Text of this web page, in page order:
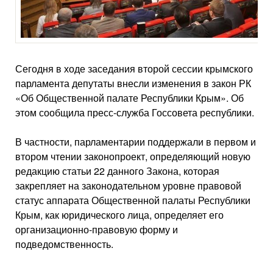
Сегодня в ходе заседания второй сессии крымского
парламента депутаты внесли изменения в закон РК
«Об Общественной палате Республики Крым». Об
этом сообщила пресс-служба Госсовета республики.
В частности, парламентарии поддержали в первом и
втором чтении законопроект, определяющий новую
редакцию статьи 22 данного Закона, которая
закрепляет на законодательном уровне правовой
статус аппарата Общественной палаты Республики
Крым, как юридического лица, определяет его
организационно-правовую форму и
подведомственность.